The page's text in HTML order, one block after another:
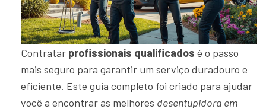
Contratar profissionais qualificados é o passo
mais seguro para garantir um serviço duradouro e
eficiente. Este guia completo foi criado para ajudar
você a encontrar as melhores desentupidora em